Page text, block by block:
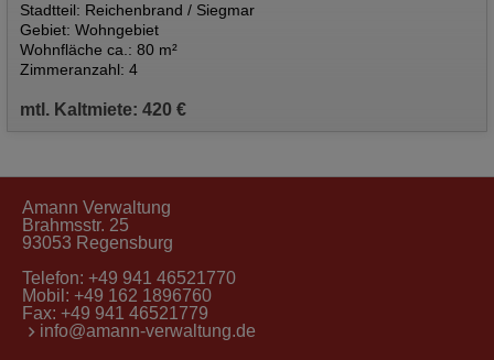
Stadtteil: Reichenbrand / Siegmar
Gebiet: Wohngebiet
mtl. Kaltmiete: 420 €
Wohnfläche ca.: 80 m²
Zimmeranzahl: 4
Amann Verwaltung
Brahmsstr. 25
93053 Regensburg
Telefon: +49 941 46521770
Mobil: +49 162 1896760
Fax: +49 941 46521779
info@amann-verwaltung.de